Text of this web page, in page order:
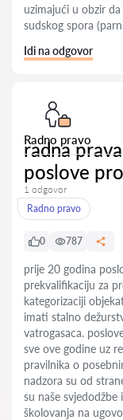
uzimajući u obzir
sudskog spora
Idi na odgovor
Radno pravo
radna
poslove
1 odgovor
Radno pravo
0 787
prije 20 godina
prekvalifikaciju za
kategorizaciji
imati stalno
vatrogasaca.
sve ove godine uz
pravilnika o
nadzora su od
su naše
školovanja na